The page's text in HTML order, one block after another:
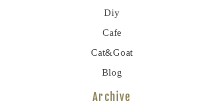
Diy
Cafe
Cat&goat
Blog
Archive